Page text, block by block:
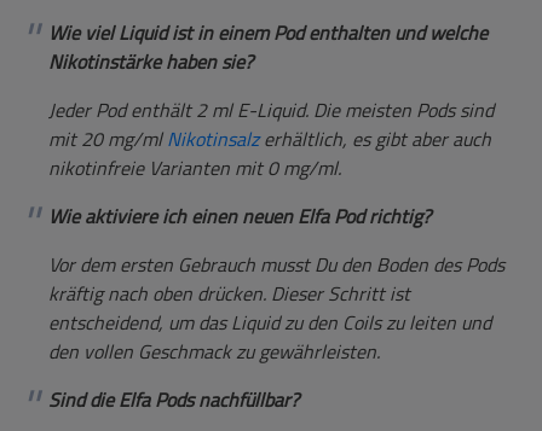
Wie viel Liquid ist in einem Pod enthalten und welche
Nikotinstärke haben sie?
Jeder Pod enthält 2 ml E-Liquid. Die meisten Pods sind
mit 20 mg/mlNikotinsalzerhältlich, es gibt aber auch
nikotinfreie Varianten mit 0 mg/ml.
Wie aktiviere ich einen neuen Elfa Pod richtig?
Vor dem ersten Gebrauch musst Du den Boden des Pods
kräftig nach oben drücken. Dieser Schritt ist
entscheidend, um das Liquid zu den Coils zu leiten und
den vollen Geschmack zu gewährleisten.
Sind die Elfa Pods nachfüllbar?